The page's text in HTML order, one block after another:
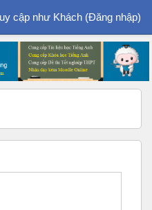
cập như Khách (Đăng nhập)